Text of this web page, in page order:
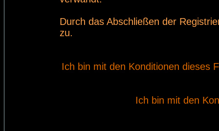
Durch das Abschließen der
zu.
Ich bin mit den Konditionen dieses
Ich bin mit den